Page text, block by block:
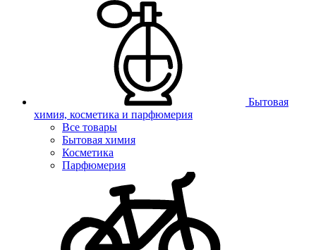
Бытовая
химия, косметика и парфюмерия
Все товары
Бытовая химия
Косметика
Парфюмерия